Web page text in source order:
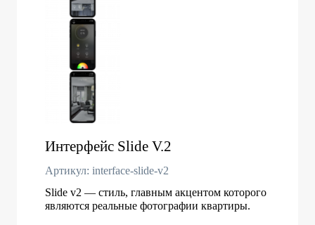
Интерфейс Slide V.2
Артикул: interface-slide-v2
Slide v2 — стиль, главным акцентом которого
являются реальные фотографии квартиры.